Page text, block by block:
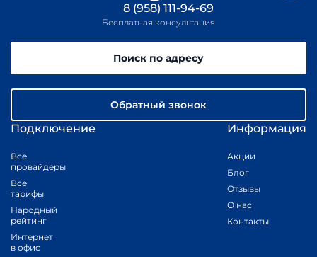
Подключение
Все
провайдеры
Все
тарифы
Народный
рейтинг
Интернет
в офис
Информация
Акции
Блог
Отзывы
О нас
Контакты
8 (958) 111-94-69
Бесплатная консультация
Поиск по адресу
Обратный звонок